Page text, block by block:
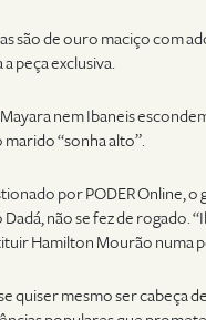
são de ouro maciço com
peça exclusiva.
nem Ibaneis
marido “sonha alto”.
por PODER Online, o
Dadá, não se fez de rogado.
Hamilton Mourão numa
quiser mesmo ser cabeça